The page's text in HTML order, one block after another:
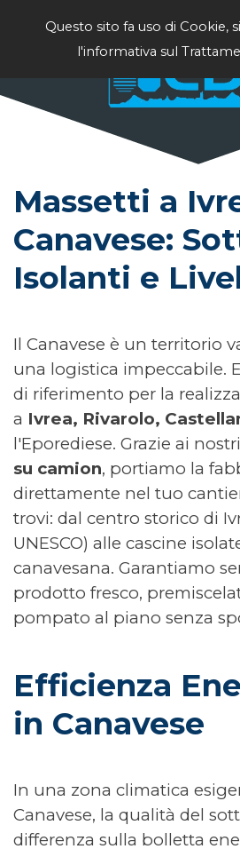
Questo sito fa uso di Cookie,
l'informativa sul
Massetti a
Canavese:
Isolanti e
Il Canavese è un territorio
una logistica impeccabile.
di riferimento per la
a Ivrea, Rivarolo,
l'Eporediese. Grazie ai nostri
su camion, portiamo la
direttamente nel tuo
trovi: dal centro storico di
UNESCO) alle cascine
canavesana. Garantiamo
prodotto fresco,
pompato al piano senza
Efficienza
in Canavese
In una zona climatica
Canavese, la qualità del
differenza sulla bolletta